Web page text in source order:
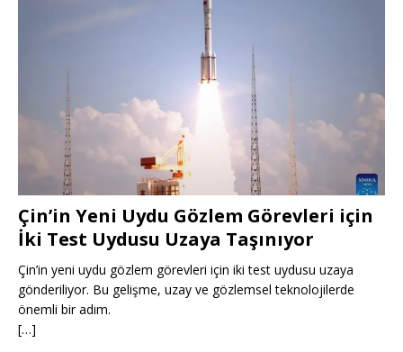
Çin’in Yeni Uydu Gözlem Görevleri için
İki Test Uydusu Uzaya Taşınıyor
Çin’in yeni uydu gözlem görevleri için iki test uydusu uzaya
gönderiliyor. Bu gelişme, uzay ve gözlemsel teknolojilerde
önemli bir adım.
[…]